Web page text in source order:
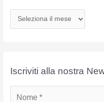
r
iIscriviti alla nostra